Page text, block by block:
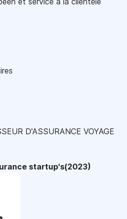
D'ASSURANCE VOYAGE
startup's(2023)